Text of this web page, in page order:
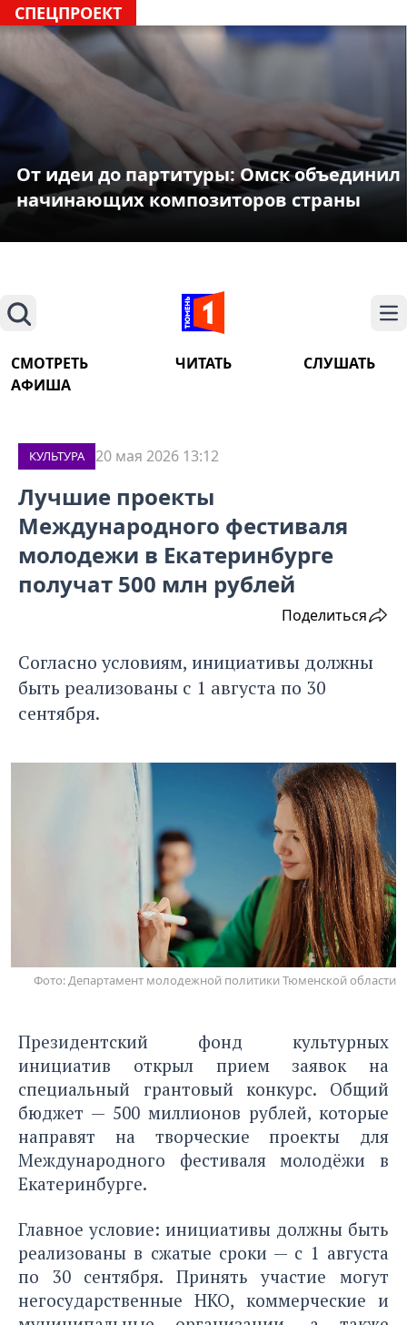
СПЕЦПРОЕКТ
От идеи до партитуры: Омск объединил
начинающих композиторов страны
Поиск
СМОТРЕТЬ ЧИТАТЬ
СЛУШАТЬ
АФИША
КУЛЬТУРА 20 мая 2026 13:12
Лучшие проекты
Международного фестиваля
молодежи в Екатеринбурге
получат 500 млн рублей
Поделиться
Согласно условиям, инициативы должны
быть реализованы с 1 августа по 30
сентября.
Фото: Департамент молодежной политики Тюменской области
Президентский фонд культурных
инициатив открыл прием заявок на
специальный грантовый конкурс. Общий
бюджет — 500 миллионов рублей, которые
направят на творческие проекты для
Международного фестиваля молодёжи в
Екатеринбурге.
Главное условие: инициативы должны быть
реализованы в сжатые сроки — с 1 августа
по 30 сентября. Принять участие могут
негосударственные НКО, коммерческие и